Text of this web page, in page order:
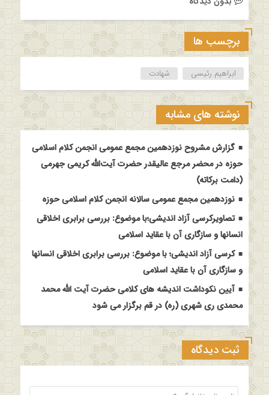
برچسب ها
ابراهیم رئیسی شهادت
نوشته های مشابه
گزارش مشروح نوزدهمین مجمع عمومی انجمن کلام اسلامی
حوزه در محضر مرجع عالیقدر حضرت آیت‌الله کریمی جهرمی
(دامت برکاته)
نوزدهمین مجمع عمومی سالانه انجمن کلام اسلامی حوزه
تصاویرکرسی آزاد اندیشی؛با موضوع: بررسی برابری اخلاقی
انسانها و سازگاری آن با عقاید اسلامی
کرسی آزاد اندیشی؛ با موضوع: بررسی برابری اخلاقی انسانها
و سازگاری آن با عقاید اسلامی
آیین نکوداشت اندیشه های کلامی حضرت آیت الله محمد
محمدی ری شهری (ره) در قم برگزار می شود
ثبت دیدگاه